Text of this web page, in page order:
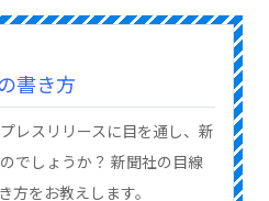
書き方
レスリリースに目を通し、新
でしょうか？ 新聞社の目線
方をお教えします。